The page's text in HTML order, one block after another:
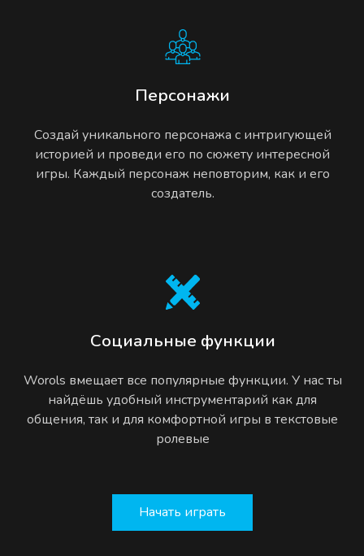
Персонажи
Создай уникального персонажа с интригующей
историей и проведи его по сюжету интересной
игры. Каждый персонаж неповторим, как и его
создатель.
Социальные функции
Worols вмещает все популярные функции. У нас ты
найдёшь удобный инструментарий как для
общения, так и для комфортной игры в текстовые
ролевые
Начать играть